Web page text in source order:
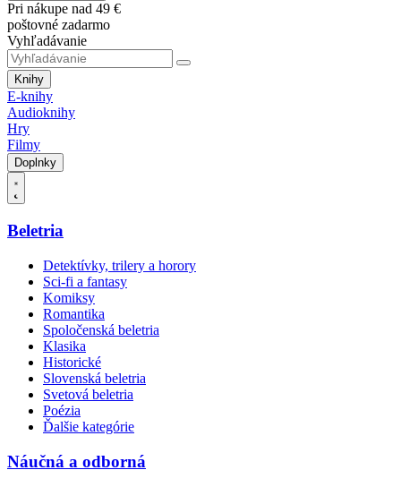
Pri nákupe nad 49 €
poštovné zadarmo
Vyhľadávanie
Knihy
E-knihy
Audioknihy
Hry
Filmy
Doplnky
Beletria
Detektívky, trilery a horory
Sci-fi a fantasy
Komiksy
Romantika
Spoločenská beletria
Klasika
Historické
Slovenská beletria
Svetová beletria
Poézia
Ďalšie kategórie
Náučná a odborná